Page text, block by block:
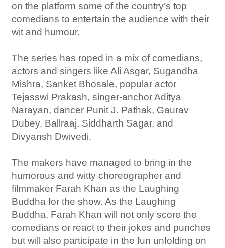
on the platform some of the country’s top
comedians to entertain the audience with their
wit and humour.
The series has roped in a mix of comedians,
actors and singers like Ali Asgar, Sugandha
Mishra, Sanket Bhosale, popular actor
Tejasswi Prakash, singer-anchor Aditya
Narayan, dancer Punit J. Pathak, Gaurav
Dubey, Ballraaj, Siddharth Sagar, and
Divyansh Dwivedi.
The makers have managed to bring in the
humorous and witty choreographer and
filmmaker Farah Khan as the Laughing
Buddha for the show. As the Laughing
Buddha, Farah Khan will not only score the
comedians or react to their jokes and punches
but will also participate in the fun unfolding on